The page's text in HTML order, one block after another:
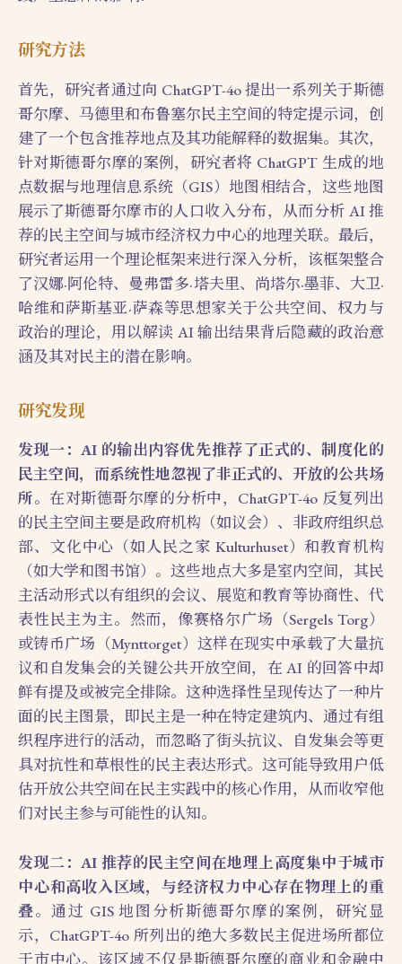
研究方法
首先，研究者通过向 ChatGPT-4o 提出一系列关于斯德
哥尔摩、马德里和布鲁塞尔民主空间的特定提示词，创
建了一个包含推荐地点及其功能解释的数据集。其次，
针对斯德哥尔摩的案例，研究者将 ChatGPT 生成的地
点数据与地理信息系统（GIS）地图相结合，这些地图
展示了斯德哥尔摩市的人口收入分布，从而分析 AI 推
荐的民主空间与城市经济权力中心的地理关联。最后，
研究者运用一个理论框架来进行深入分析，该框架整合
了汉娜·阿伦特、曼弗雷多·塔夫里、尚塔尔·墨菲、大卫·
哈维和萨斯基亚·萨森等思想家关于公共空间、权力与
政治的理论，用以解读 AI 输出结果背后隐藏的政治意
涵及其对民主的潜在影响。
研究发现
发现一：AI 的输出内容优先推荐了正式的、制度化的
民主空间，而系统性地忽视了非正式的、开放的公共场
所。在对斯德哥尔摩的分析中，ChatGPT-4o 反复列出
的民主空间主要是政府机构（如议会）、非政府组织总
部、文化中心（如人民之家 Kulturhuset）和教育机构
（如大学和图书馆）。这些地点大多是室内空间，其民
主活动形式以有组织的会议、展览和教育等协商性、代
表性民主为主。然而，像赛格尔广场（Sergels Torg）
或铸币广场（Mynttorget）这样在现实中承载了大量抗
议和自发集会的关键公共开放空间，在 AI 的回答中却
鲜有提及或被完全排除。这种选择性呈现传达了一种片
面的民主图景，即民主是一种在特定建筑内、通过有组
织程序进行的活动，而忽略了街头抗议、自发集会等更
具对抗性和草根性的民主表达形式。这可能导致用户低
估开放公共空间在民主实践中的核心作用，从而收窄他
们对民主参与可能性的认知。
发现二：AI 推荐的民主空间在地理上高度集中于城市
中心和高收入区域，与经济权力中心存在物理上的重
叠。通过 GIS 地图分析斯德哥尔摩的案例，研究显
示，ChatGPT-4o 所列出的绝大多数民主促进场所都位
于市中心。该区域不仅是斯德哥尔摩的商业和金融中